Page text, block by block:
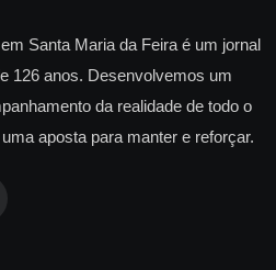
Santa Maria da Feira é um jornal
126 anos. Desenvolvemos um
da realidade de todo o
aposta para manter e reforçar.